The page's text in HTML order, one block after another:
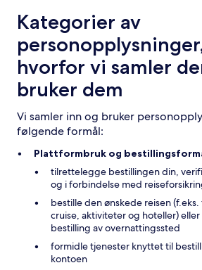
Kategorier av
hvorfor vi samler
bruker dem
Vi samler inn og bruker
følgende formål:
Plattformbruk og
tilrettelegge bestillingen din,
og i forbindelse med
bestille den ønskede reisen
cruise, aktiviteter og hoteller)
bestilling av overnattingssted
formidle tjenester knyttet til
kontoen